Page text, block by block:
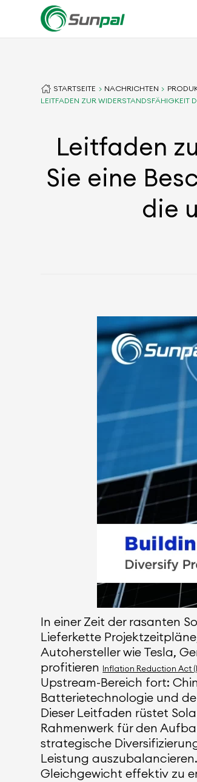
STARTSEITE NACHRICHTEN
LEITFADEN ZUR WIDERSTANDSFÄHIGKEIT
Leitfaden
Sie eine
die
In einer Zeit der rasanten
Lieferkette
Autohersteller wie Tesla,
profitieren Inflation Reduction Act
Upstream-Bereich fort:
Batterietechnologie und
Dieser Leitfaden rüstet
Rahmenwerk für den
strategische
Leistung
Gleichgewicht effektiv zu